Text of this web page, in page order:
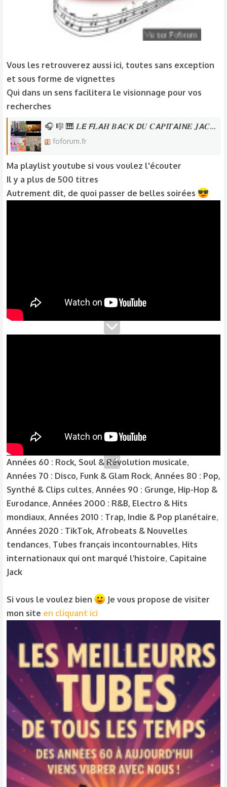
Vous les retrouverez aussi ici, toutes sans exception
et sous forme de vignettes
Qui dans un sens facilitera le visionnage pour vos
recherches
🎧 🎼 🎹 𝑳𝙀 𝙁𝑳𝘼𝑯 𝑩𝘼𝑪𝙆 𝘿𝑼 𝑪𝘼𝑷𝙄𝑻𝘼𝑰𝙉𝑬 𝑱𝘼𝑪𝙆 𝙋𝑶𝙐𝑹 𝑭𝙊𝑭𝙊 🎧 🎼 🎹 - Foforum
foforum.fr
Ma playlist youtube si vous voulez l'écouter
Il y a plus de 500 titres
Autrement dit, de quoi passer de belles soirées
Années 60 : Rock, Soul & Révolution musicale,
Années 70 : Disco, Funk & Glam Rock, Années 80 : Pop,
Synthé & Clips cultes, Années 90 : Grunge, Hip-Hop &
Eurodance, Années 2000 : R&B, Electro & Hits
mondiaux, Années 2010 : Trap, Indie & Pop planétaire,
Années 2020 : TikTok, Afrobeats & Nouvelles
tendances, Tubes français incontournables, Hits
internationaux qui ont marqué l’histoire, Capitaine
Jack
Si vous le voulez bien
Je vous propose de visiter
mon site en cliquant ici